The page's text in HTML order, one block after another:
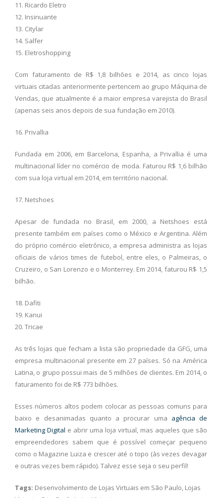
11. Ricardo Eletro
12. Insinuante
13. Citylar
14. Salfer
15. Eletroshopping
Com faturamento de R$ 1,8 bilhões e 2014, as cinco lojas
virtuais citadas anteriormente pertencem ao grupo Máquina de
Vendas, que atualmente é a maior empresa varejista do Brasil
(apenas seis anos depois de sua fundação em 2010).
16. Privallia
Fundada em 2006, em Barcelona, Espanha, a Privallia é uma
multinacional líder no comércio de moda. Faturou R$ 1,6 bilhão
com sua loja virtual em 2014, em território nacional.
17. Netshoes
Apesar de fundada no Brasil, em 2000, a Netshoes está
presente também em países como o México e Argentina. Além
do próprio comércio eletrônico, a empresa administra as lojas
oficiais de vários times de futebol, entre eles, o Palmeiras, o
Cruzeiro, o San Lorenzo e o Monterrey. Em 2014, faturou R$ 1,5
bilhão.
18. Dafiti
19. Kanui
20. Tricae
As três lojas que fecham a lista são propriedade da GFG, uma
empresa multinacional presente em 27 países. Só na América
Latina, o grupo possui mais de 5 milhões de clientes. Em 2014, o
faturamento foi de R$ 773 bilhões.
Esses números altos podem colocar as pessoas comuns para
baixo e desanimadas quanto a procurar uma agência de
Marketing Digital e abrir uma loja virtual, mas aqueles que são
empreendedores sabem que é possível começar pequeno
como o Magazine Luiza e crescer até o topo (às vezes devagar
e outras vezes bem rápido). Talvez esse seja o seu perfil!
Tags: Desenvolvimento de Lojas Virtuais em São Paulo, Lojas